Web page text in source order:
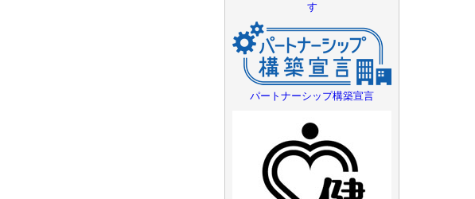
す
パートナーシップ構築宣言